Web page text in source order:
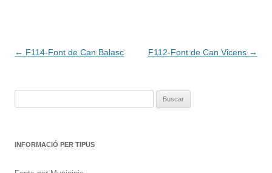
Navegación
← F114-Font de Can Balasc F112-Font de Can Vicens →
INFORMACIÓ PER TIPUS